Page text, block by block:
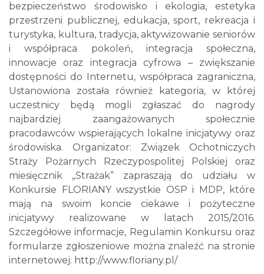
bezpieczeństwo środowisko i ekologia, estetyka
przestrzeni publicznej, edukacja, sport, rekreacja i
turystyka, kultura, tradycja, aktywizowanie seniorów
i współpraca pokoleń, integracja społeczna,
innowacje oraz integracja cyfrowa – zwiększanie
dostępności do Internetu, współpraca zagraniczna,
Ustanowiona została również kategoria, w której
uczestnicy będą mogli zgłaszać do nagrody
najbardziej zaangażowanych społecznie
pracodawców wspierających lokalne inicjatywy oraz
środowiska. Organizator: Związek Ochotniczych
Straży Pożarnych Rzeczypospolitej Polskiej oraz
miesięcznik „Strażak” zapraszają do udziału w
Konkursie FLORIANY wszystkie OSP i MDP, które
mają na swoim koncie ciekawe i pożyteczne
inicjatywy realizowane w latach 2015/2016.
Szczegółowe informacje, Regulamin Konkursu oraz
formularze zgłoszeniowe można znaleźć na stronie
internetowej: http://www.floriany.pl/